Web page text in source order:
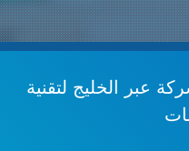
عبر الخليج لتقنية